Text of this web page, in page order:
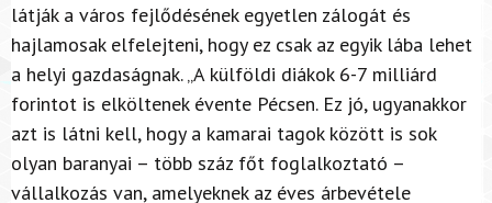
látják a város fejlődésének egyetlen zálogát és
hajlamosak elfelejteni, hogy ez csak az egyik lába lehet
a helyi gazdaságnak. „A külföldi diákok 6-7 milliárd
forintot is elköltenek évente Pécsen. Ez jó, ugyanakkor
azt is látni kell, hogy a kamarai tagok között is sok
olyan baranyai – több száz főt foglalkoztató –
vállalkozás van, amelyeknek az éves árbevétele